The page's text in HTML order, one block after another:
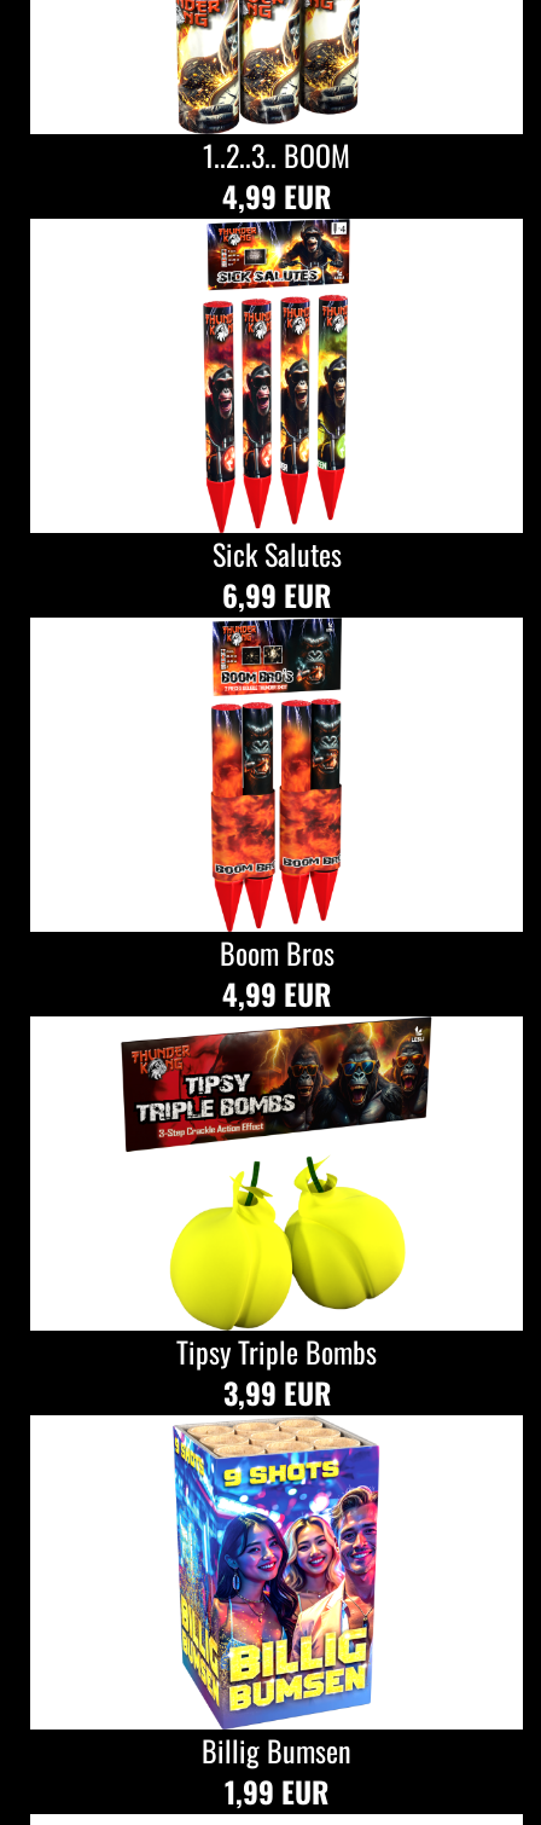
1..2..3.. BOOM
4,99 EUR
Sick Salutes
6,99 EUR
Boom Bros
4,99 EUR
Tipsy Triple Bombs
3,99 EUR
Billig Bumsen
1,99 EUR